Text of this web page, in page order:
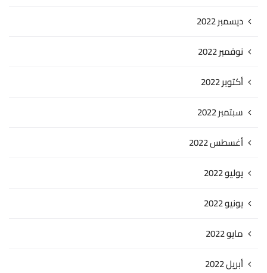
ديسمبر 2022
نوفمبر 2022
أكتوبر 2022
سبتمبر 2022
أغسطس 2022
يوليو 2022
يونيو 2022
مايو 2022
أبريل 2022